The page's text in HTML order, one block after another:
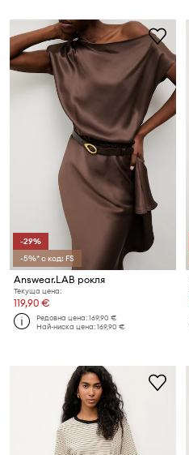
-29%
-5%* с код: FS
Answear.LAB рокля
Текуща цена:
119,90 €
Редовна цена:169,90 €
Най-ниска цена:169,90 €